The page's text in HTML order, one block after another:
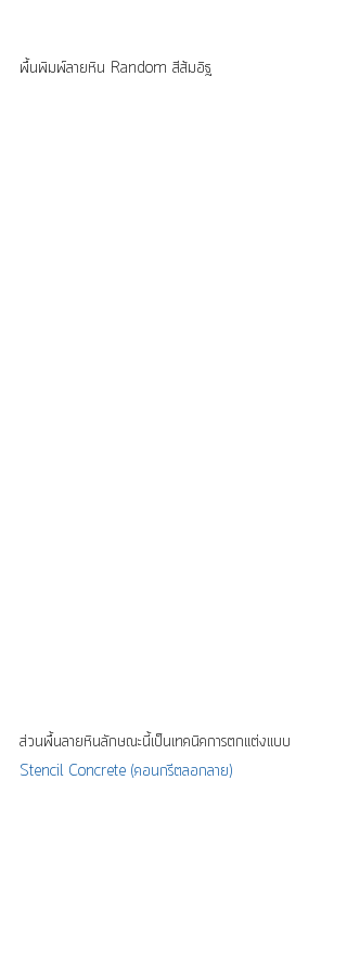
พื้นพิมพ์ลายหิน Random สีส้มอิฐ
ส่วนพื้นลายหินลักษณะนี้เป็นเทคนิคการตกแต่งแบบ
Stencil Concrete (คอนกรีตลอกลาย)